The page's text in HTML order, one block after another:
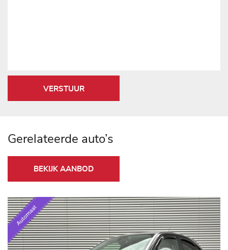
VERSTUUR
Gerelateerde auto’s
BEKIJK AANBOD